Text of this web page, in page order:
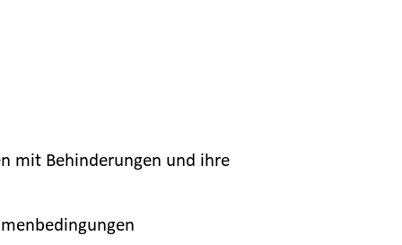
mit Behinderungen und ihre